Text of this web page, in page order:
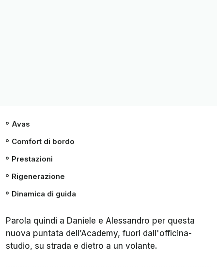
Avas
Comfort di bordo
Prestazioni
Rigenerazione
Dinamica di guida
Parola quindi a Daniele e Alessandro per questa
nuova puntata dell’Academy, fuori dall'officina-
studio, su strada e dietro a un volante.